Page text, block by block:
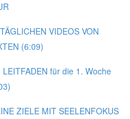
VIDEOS VON
(6:09)
LEITFADEN für die 1. Woche
ZIELE MIT SEELENFOKUS